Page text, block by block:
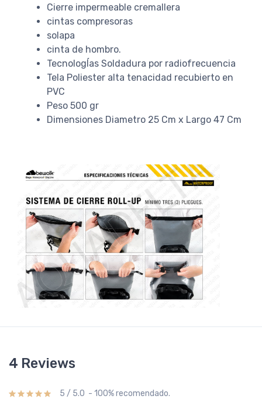
Cierre impermeable cremallera
cintas compresoras
solapa
cinta de hombro.
TecnologÍas Soldadura por radiofrecuencia
Tela Poliester alta tenacidad recubierto en
PVC
Peso 500 gr
Dimensiones Diametro 25 Cm x Largo 47 Cm
4 Reviews
5 / 5.0 - 100% recomendado.